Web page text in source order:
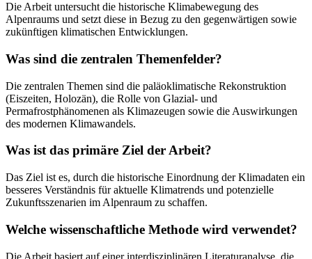
Die Arbeit untersucht die historische Klimabewegung des
Alpenraums und setzt diese in Bezug zu den gegenwärtigen sowie
zukünftigen klimatischen Entwicklungen.
Was sind die zentralen Themenfelder?
Die zentralen Themen sind die paläoklimatische Rekonstruktion
(Eiszeiten, Holozän), die Rolle von Glazial- und
Permafrostphänomenen als Klimazeugen sowie die Auswirkungen
des modernen Klimawandels.
Was ist das primäre Ziel der Arbeit?
Das Ziel ist es, durch die historische Einordnung der Klimadaten ein
besseres Verständnis für aktuelle Klimatrends und potenzielle
Zukunftsszenarien im Alpenraum zu schaffen.
Welche wissenschaftliche Methode wird verwendet?
Die Arbeit basiert auf einer interdisziplinären Literaturanalyse, die